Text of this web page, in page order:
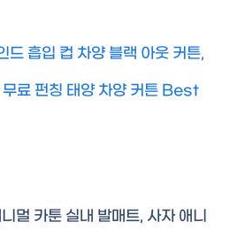
드 흡입 컵 차양 블랙 아웃 커튼,
무료 펀칭 태양 차양 커튼 Best
멀 카툰 실내 발매트, 사자 애니